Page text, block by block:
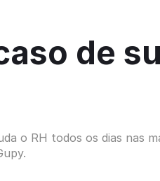
de
o RH todos os dias nas